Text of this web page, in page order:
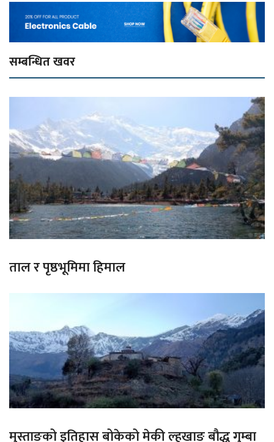
सम्बन्धित खवर
ताल र पृष्ठभूमिमा हिमाल
मुस्ताङको इतिहास बोकेको मेकी ल्हखाङ बौद्ध गुम्बा